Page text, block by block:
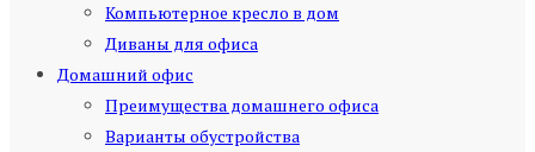
Компьютерное кресло в дом
Диваны для офиса
Домашний офис
Преимущества домашнего офиса
Варианты обустройства